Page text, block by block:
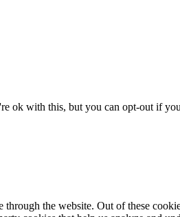
ok with this, but you can opt-out if
the website. Out of these